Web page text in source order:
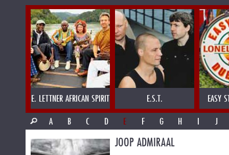
E. LETTNER AFRICAN SPIRIT E.S.T.
EASY
A
B C D E F G H I J
JOOP ADMIRAAL